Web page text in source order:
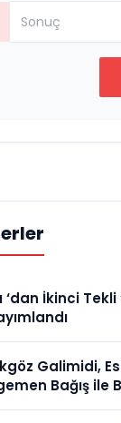
‘dan İkinci Tekli
Galimidi,
Bağış ile